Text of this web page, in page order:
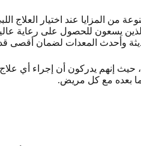
المزايا عند اختيار العلاج
الذين يسعون للحصول على رعاية
وأحدث المعدات لضمان أقصى
حيث إنهم يدركون أن إجراء أي
ما بعده مع كل مريض.